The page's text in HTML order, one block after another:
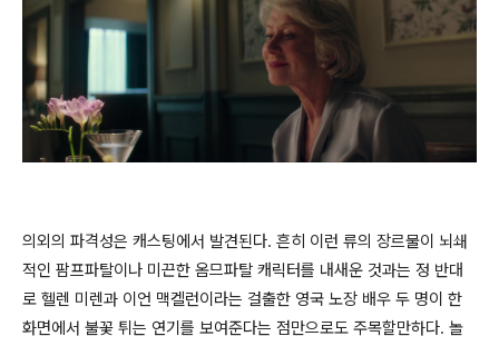
의외의 파격성은 캐스팅에서 발견된다. 흔히 이런 류의 장르물이 뇌쇄
적인 팜프파탈이나 미끈한 옴므파탈 캐릭터를 내새운 것과는 정 반대
로 헬렌 미렌과 이언 맥켈런이라는 걸출한 영국 노장 배우 두 명이 한
화면에서 불꽃 튀는 연기를 보여준다는 점만으로도 주목할만하다. 놀